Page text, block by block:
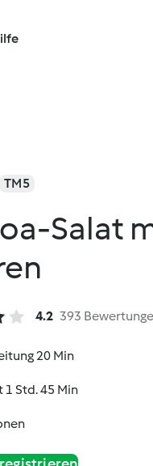
TM5
Salat
4.2 393
20 Min
1 Std. 45 Min